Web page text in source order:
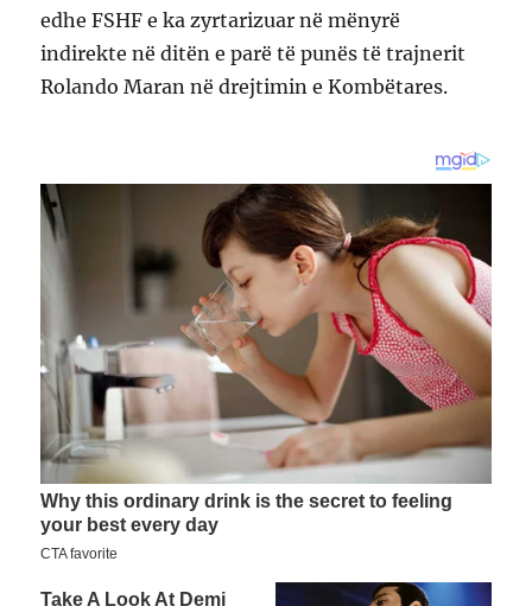
edhe FSHF e ka zyrtarizuar në mënyrë
indirekte në ditën e parë të punës të trajnerit
Rolando Maran në drejtimin e Kombëtares.